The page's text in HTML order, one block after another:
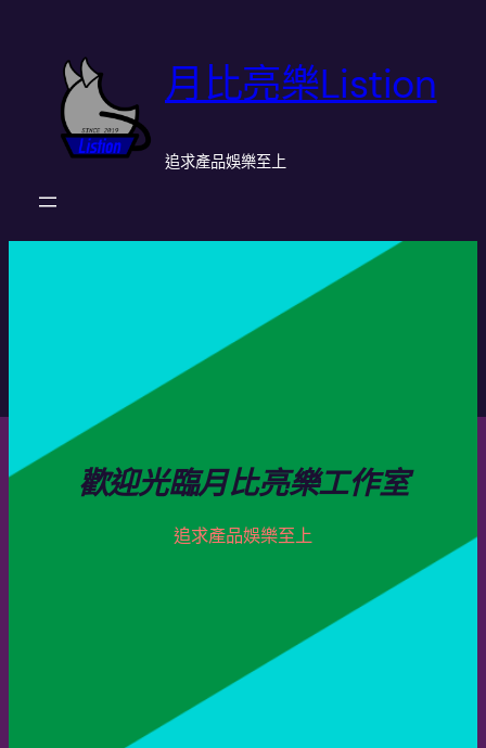
月比亮樂Listion
追求產品娛樂至上
歡迎光臨月比亮樂工作室
追求產品娛樂至上